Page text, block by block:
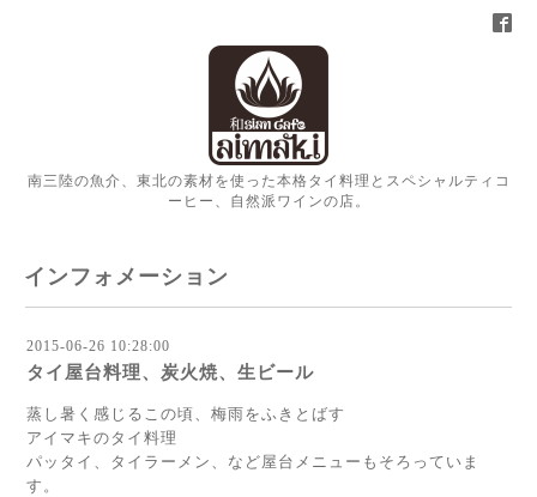
南三陸の魚介、東北の素材を使った本格タイ料理とスペシャルティコ
ーヒー、自然派ワインの店。
インフォメーション
2015-06-26 10:28:00
タイ屋台料理、炭火焼、生ビール
蒸し暑く感じるこの頃、梅雨をふきとばす
アイマキのタイ料理
パッタイ、タイラーメン、など屋台メニューもそろっていま
す。